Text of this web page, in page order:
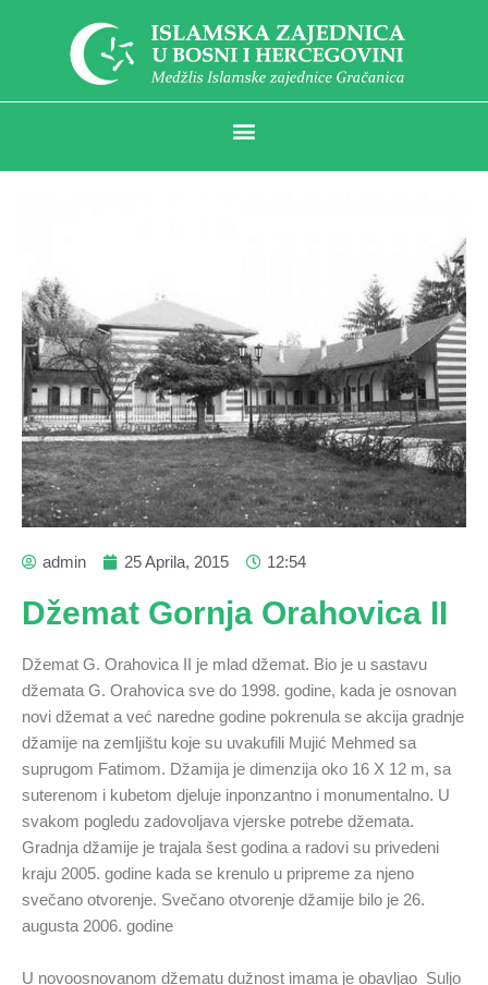
admin 25 Aprila, 2015 12:54
Džemat Gornja Orahovica II
Džemat G. Orahovica II je mlad džemat. Bio je u sastavu
džemata G. Orahovica sve do 1998. godine, kada je osnovan
novi džemat a već naredne godine pokrenula se akcija gradnje
džamije na zemljištu koje su uvakufili Mujić Mehmed sa
suprugom Fatimom. Džamija je dimenzija oko 16 X 12 m, sa
suterenom i kubetom djeluje inponzantno i monumentalno. U
svakom pogledu zadovoljava vjerske potrebe džemata.
Gradnja džamije je trajala šest godina a radovi su privedeni
kraju 2005. godine kada se krenulo u pripreme za njeno
svečano otvorenje. Svečano otvorenje džamije bilo je 26.
augusta 2006. godine
U novoosnovanom džematu dužnost imama je obavljao Suljo